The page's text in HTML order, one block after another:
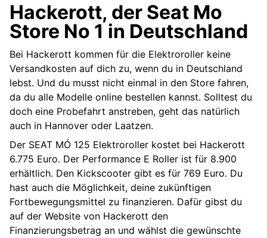
Hackerott, der Seat Mo
Store No 1 in Deutschland
Bei Hackerott kommen für die Elektroroller keine
Versandkosten auf dich zu, wenn du in Deutschland
lebst. Und du musst nicht einmal in den Store fahren,
da du alle Modelle online bestellen kannst. Solltest du
doch eine Probefahrt anstreben, geht das natürlich
auch in Hannover oder Laatzen.
Der SEAT MÓ 125 Elektroroller kostet bei Hackerott
6.775 Euro. Der Performance E Roller ist für 8.900
erhältlich. Den Kickscooter gibt es für 769 Euro. Du
hast auch die Möglichkeit, deine zukünftigen
Fortbewegungsmittel zu finanzieren. Dafür gibst du
auf der Website von Hackerott den
Finanzierungsbetrag an und wählst die gewünschte